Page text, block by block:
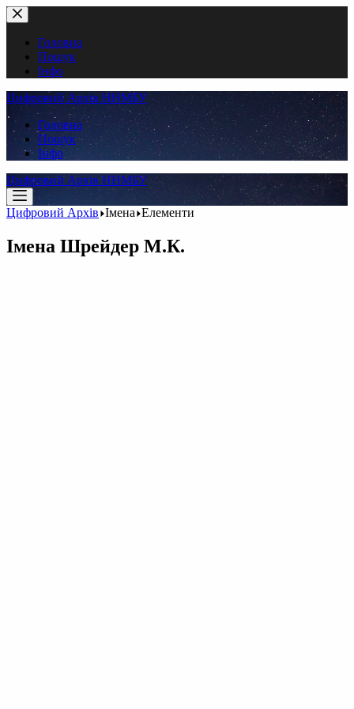
Перейти
до
вмістуГоловна
Пошук
Інфо
Цифровий Архів ННМБУ
Головна
Пошук
Інфо
Цифровий Архів ННМБУ
Цифровий Архів Імена Елементи
Імена Шрейдер М.К.